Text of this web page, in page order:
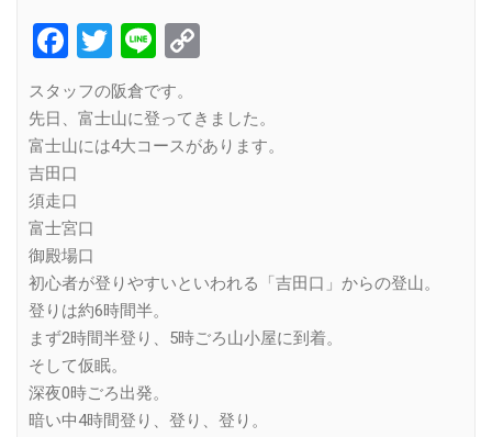
Facebook
Twitter
Line
スタッフの阪倉です。
先日、富士山に登ってきました。
富士山には4大コースがあります。
吉田口
須走口
富士宮口
御殿場口
初心者が登りやすいといわれる「吉田口」からの登山。
登りは約6時間半。
まず2時間半登り、5時ごろ山小屋に到着。
そして仮眠。
深夜0時ごろ出発。
暗い中4時間登り、登り、登り。